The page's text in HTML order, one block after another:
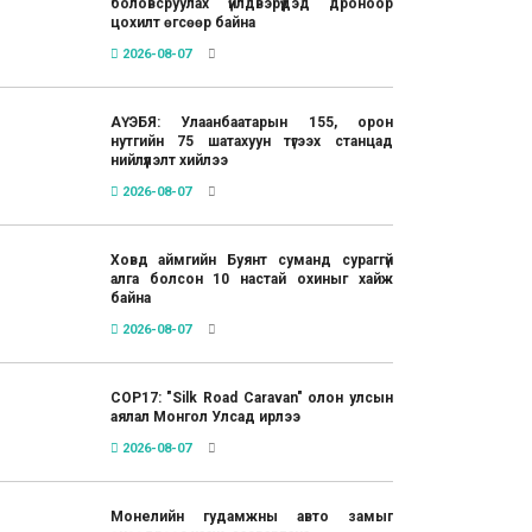
боловсруулах үйлдвэрүүдэд дроноор
цохилт өгсөөр байна
2026-08-07
АҮЭБЯ: Улаанбаатарын 155, орон
нутгийн 75 шатахуун түгээх станцад
нийлүүлэлт хийлээ
2026-08-07
Ховд аймгийн Буянт суманд сураггүй
алга болсон 10 настай охиныг хайж
байна
2026-08-07
COP17: "Silk Road Caravan" олон улсын
аялал Монгол Улсад ирлээ
2026-08-07
Монелийн гудамжны авто замыг